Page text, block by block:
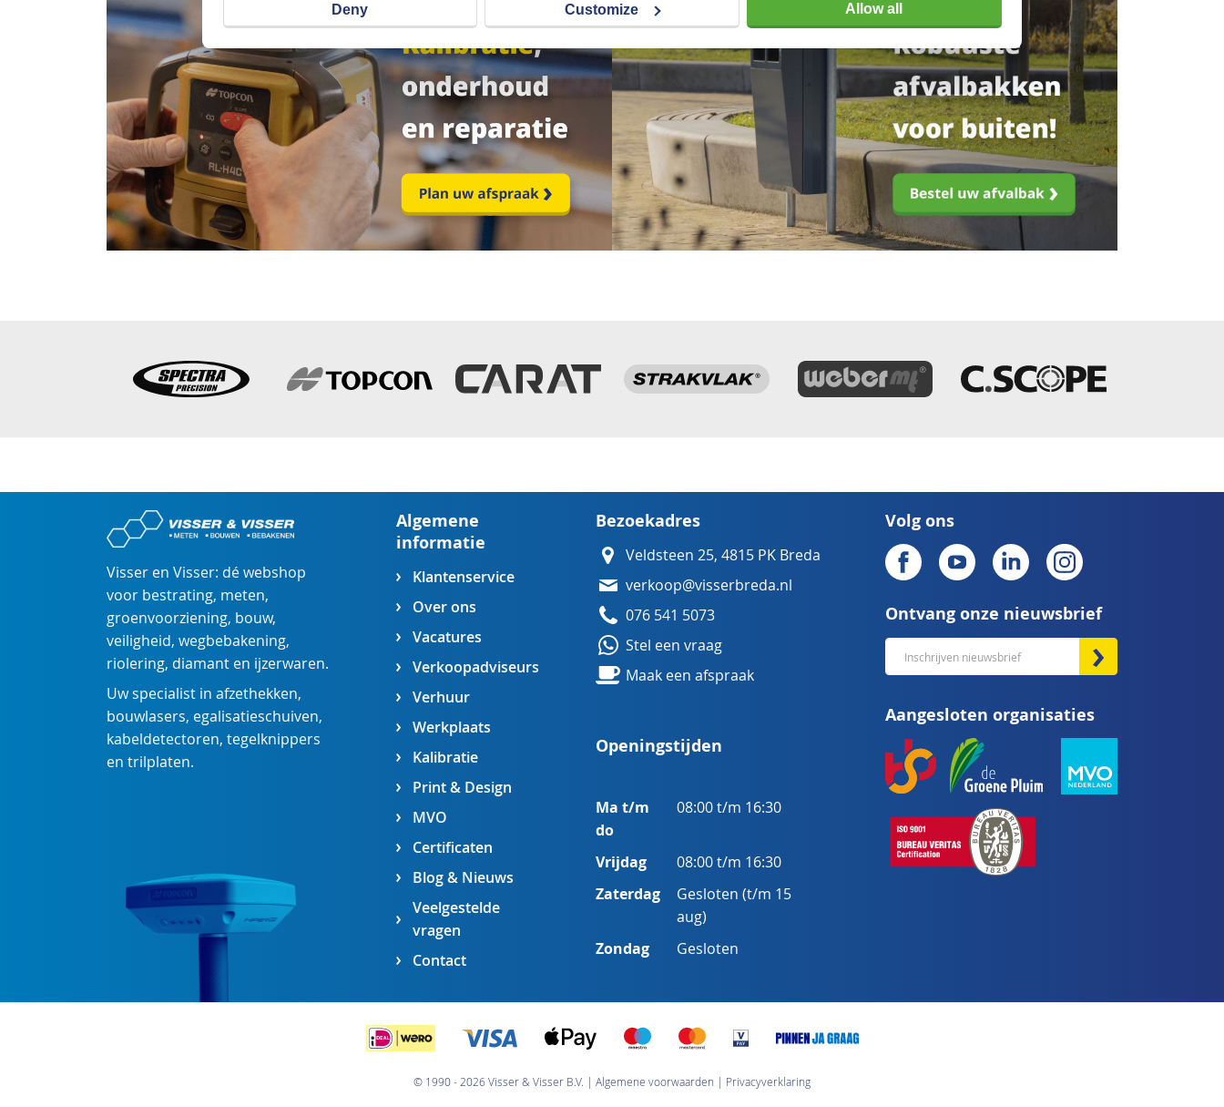
Deny Customize Allow all
Visser en Visser: dé webshop
voor bestrating, meten,
groenvoorziening, bouw,
veiligheid, wegbebakening,
riolering, diamant en ijzerwaren.
Uw specialist in afzethekken,
bouwlasers, egalisatieschuiven,
kabeldetectoren, tegelknippers
en trilplaten.
Algemene
informatie
Klantenservice
Over ons
Vacatures
Verkoopadviseurs
Verhuur
Werkplaats
Kalibratie
Print & Design
MVO
Certificaten
Blog & Nieuws
Veelgestelde
vragen
Contact
Bezoekadres
Veldsteen 25, 4815 PK Breda
verkoop@visserbreda.nl
076 541 5073
Stel een vraag
Maak een afspraak
Openingstijden
Ma t/m
do
08:00 t/m 16:30
Vrijdag 08:00 t/m 16:30
Zaterdag
Gesloten (t/m 15
aug)
Zondag Gesloten
Volg ons
Ontvang onze nieuwsbrief
Abonneer
u
onze
nieuwsbrief
Aangesloten organisaties
© 1990 - 2026 Visser & Visser B.V. Algemene voorwaarden Privacyverklaring